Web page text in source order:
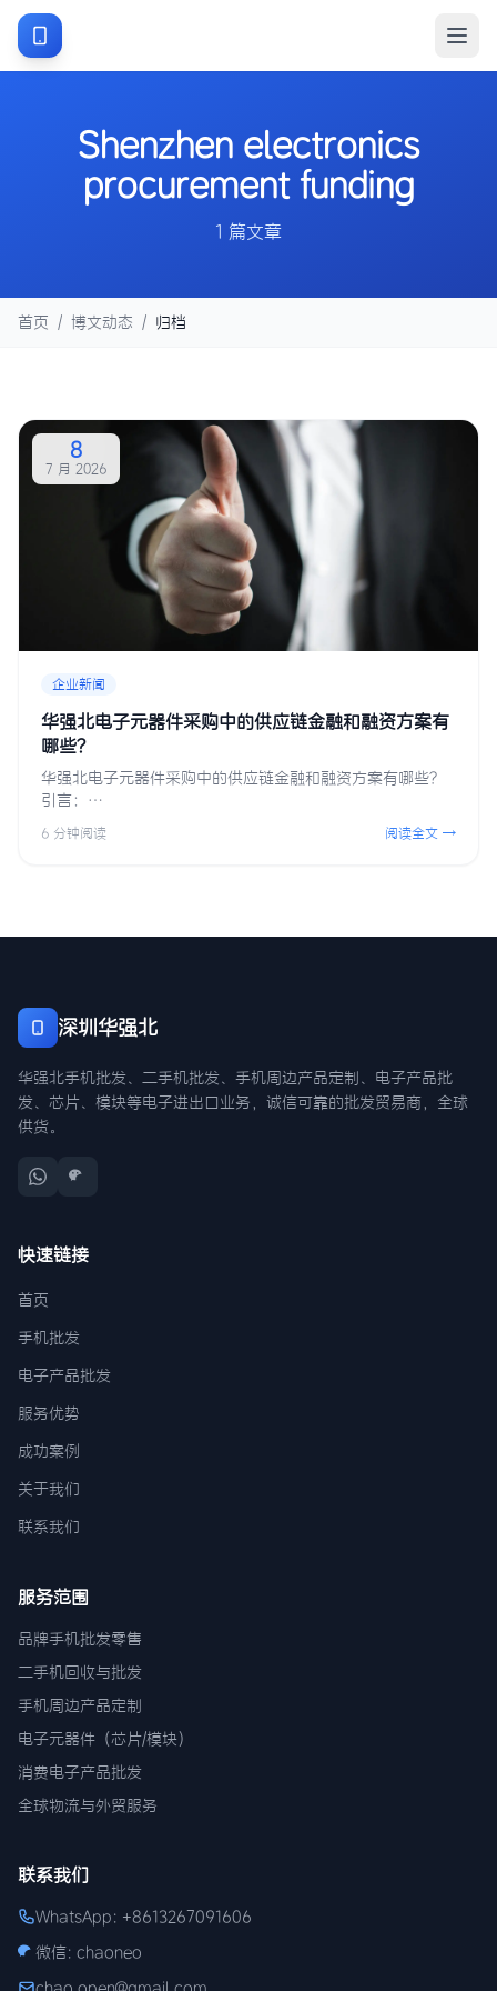
Shenzhen electronics
procurement funding
1 篇文章
首页 / 博文动态 / 归档
8
7 月 2026
企业新闻
华强北电子元器件采购中的供应链金融和融资方案有
哪些？
华强北电子元器件采购中的供应链金融和融资方案有哪些？
引言：…
6 分钟阅读 阅读全文 →
深圳华强北
华强北手机批发、二手机批发、手机周边产品定制、电子产品批
发、芯片、模块等电子进出口业务，诚信可靠的批发贸易商，全球
供货。
快速链接
首页
手机批发
电子产品批发
服务优势
成功案例
关于我们
联系我们
服务范围
品牌手机批发零售
二手机回收与批发
手机周边产品定制
电子元器件（芯片/模块）
消费电子产品批发
全球物流与外贸服务
联系我们
WhatsApp: +8613267091606
微信: chaoneo